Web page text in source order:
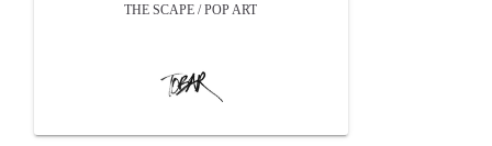
THE SCAPE / POP ART